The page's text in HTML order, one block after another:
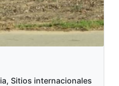
Sitios internacionales